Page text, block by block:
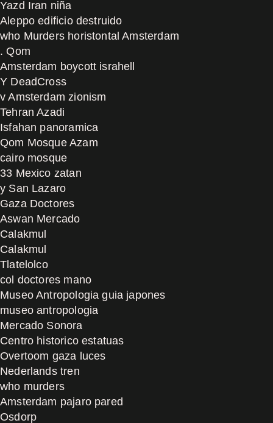
Yazd Iran niña
Aleppo edificio destruido
who Murders horistontal Amsterdam
. Qom
Amsterdam boycott israhell
Y DeadCross
v Amsterdam zionism
Tehran Azadi
Isfahan panoramica
Qom Mosque Azam
cairo mosque
33 Mexico zatan
y San Lazaro
Gaza Doctores
Aswan Mercado
Calakmul
Calakmul
Tlatelolco
col doctores mano
Museo Antropologia guia japones
museo antropologia
Mercado Sonora
Centro historico estatuas
Overtoom gaza luces
Nederlands tren
who murders
Amsterdam pajaro pared
Osdorp